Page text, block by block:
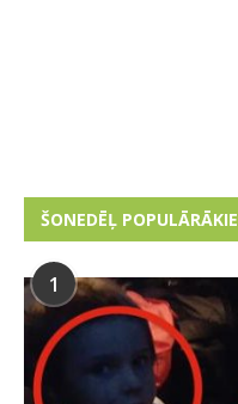
ŠONEDĒĻ POPULĀRĀKIE
1